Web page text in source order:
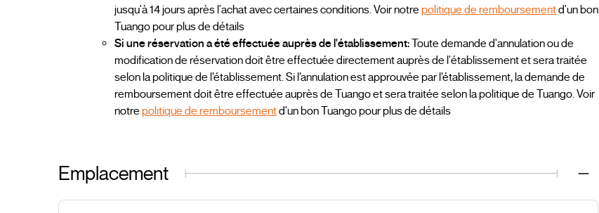
jusqu'à 14 jours après l'achat avec certaines conditions. Voir notrepolitique de remboursementd'un bon
Tuango pour plus de détails
Si une réservation a été effectuée auprès de l'établissement:Toute demande d'annulation ou de
modification de réservation doit être effectuée directement auprès de l'établissement et sera traitée
selon la politique de l’établissement. Si l’annulation est approuvée par l’établissement, la demande de
remboursement doit être effectuée auprès de Tuango et sera traitée selon la politique de Tuango. Voir
notrepolitique de remboursementd'un bon Tuango pour plus de détails
Emplacement